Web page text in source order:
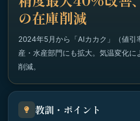
の在庫削減
2024年5月から「AIカカク」（値引
産・水産部門にも拡大。気温変化に
削減。
教訓・ポイント